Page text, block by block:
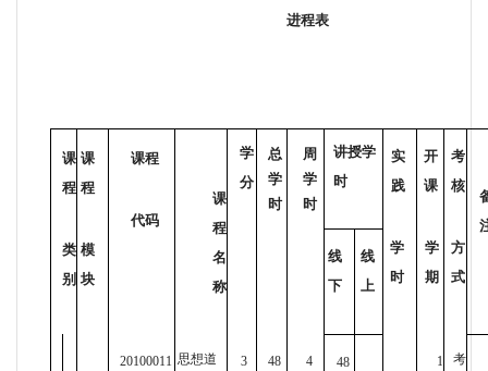
进程表
课
程
类
别
课
程
模
块
课程
代码
课
程
名
称
学
分
总
学
时
周
学
时
讲授学
时
实
践
学
时
开
课
学
期
考
核
方
式
线
下
线
上
20100011 思想道
3 48 4 48 1
考